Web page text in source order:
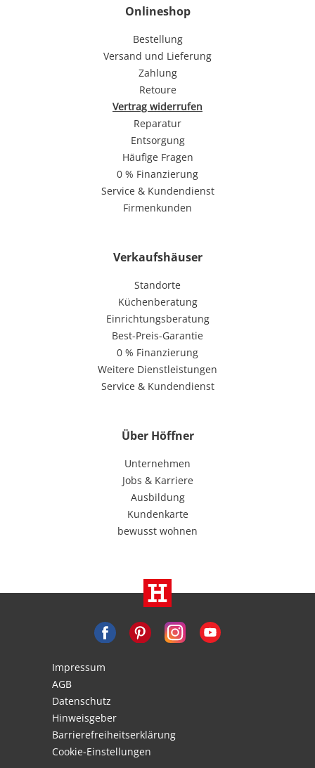
Onlineshop
Bestellung
Versand und Lieferung
Zahlung
Retoure
Vertrag widerrufen
Reparatur
Entsorgung
Häufige Fragen
0 % Finanzierung
Service & Kundendienst
Firmenkunden
Verkaufshäuser
Standorte
Küchenberatung
Einrichtungsberatung
Best-Preis-Garantie
0 % Finanzierung
Weitere Dienstleistungen
Service & Kundendienst
Über Höffner
Unternehmen
Jobs & Karriere
Ausbildung
Kundenkarte
bewusst wohnen
Impressum
AGB
Datenschutz
Hinweisgeber
Barrierefreiheitserklärung
Cookie-Einstellungen